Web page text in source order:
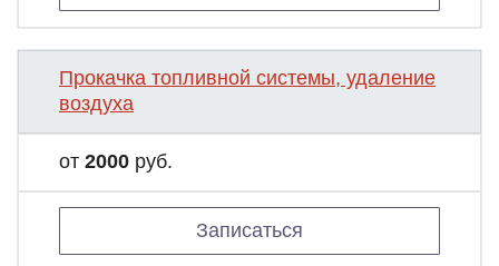
Прокачка топливной системы, удаление
воздуха
от 2000 руб.
Записаться